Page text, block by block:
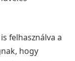
felhasználva a
hogy